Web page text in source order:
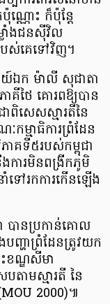
ណ្ណោះ ក៏ប៉ុន្តែ
លាំងជនស៊ីវិល
បស់គេទៅវិញ។
យ៍ឯក ម៉ាលី សុជាតា
ាគីថៃ គោរពឱ្យបាន
ពិសេសស្មារតីនៃ
កម្មាធិការព្រំដែន
ាគទី៥របស់កម្ពុជា
ការមិនពង្រីកភូមិ
ទៅរកការកើនឡើង
បានប្រកាន់គោល
ញ្ហាព្រំដែនត្រូវយក
ខណ្ឌសីមា
តាមស្មារតី នៃ
2000)៕